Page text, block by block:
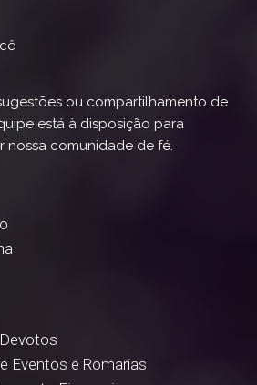
ou compartilhamento de
está à disposição para
nossa comunidade de fé.
Eventos e Romarias